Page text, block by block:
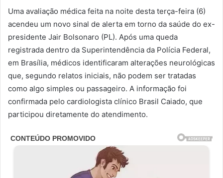
Uma avaliação médica feita na noite desta terça-feira (6)
acendeu um novo sinal de alerta em torno da saúde do ex-
presidente Jair Bolsonaro (PL). Após uma queda
registrada dentro da Superintendência da Polícia Federal,
em Brasília, médicos identificaram alterações neurológicas
que, segundo relatos iniciais, não podem ser tratadas
como algo simples ou passageiro. A informação foi
confirmada pelo cardiologista clínico Brasil Caiado, que
participou diretamente do atendimento.